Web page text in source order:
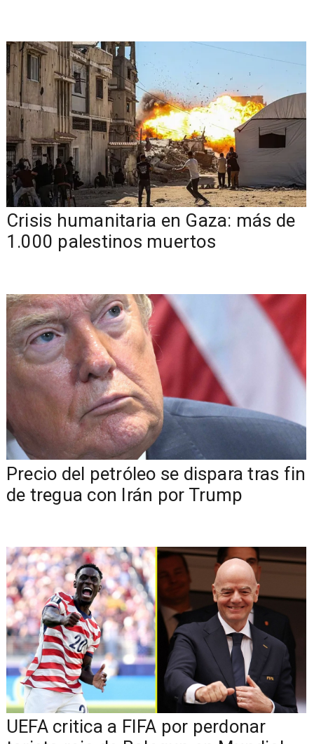
Crisis humanitaria en Gaza: más de
1.000 palestinos muertos
Precio del petróleo se dispara tras fin
de tregua con Irán por Trump
UEFA critica a FIFA por perdonar